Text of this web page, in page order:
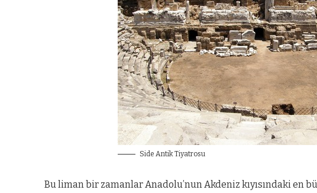
Side Antik Tiyatrosu
Bu liman bir zamanlar Anadolu’nun Akdeniz kıyısındaki en